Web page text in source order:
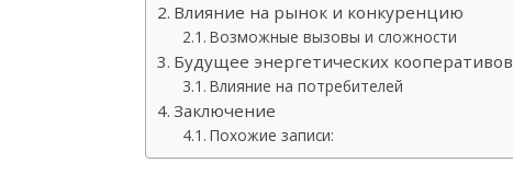
Влияние на рынок и конкуренцию
Возможные вызовы и сложности
Будущее энергетических кооперативов
Влияние на потребителей
Заключение
Похожие записи: